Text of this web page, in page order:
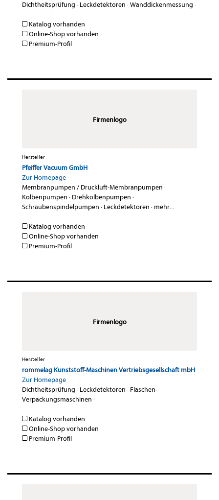
Dichtheitsprüfung · Leckdetektoren ·Wanddickenmessung ·
Katalog vorhanden
Online-Shop vorhanden
Premium-Profil
Firmenlogo
Hersteller
Pfeiffer Vacuum GmbH
Zur Homepage
Membranpumpen / Druckluft-Membranpumpen ·
Kolbenpumpen · Drehkolbenpumpen ·
Schraubenspindelpumpen · Leckdetektoren · mehr...
Katalog vorhanden
Online-Shop vorhanden
Premium-Profil
Firmenlogo
Hersteller
rommelag Kunststoff-Maschinen Vertriebsgesellschaft mbH
Zur Homepage
Dichtheitsprüfung · Leckdetektoren · Flaschen-
Verpackungsmaschinen ·
Katalog vorhanden
Online-Shop vorhanden
Premium-Profil